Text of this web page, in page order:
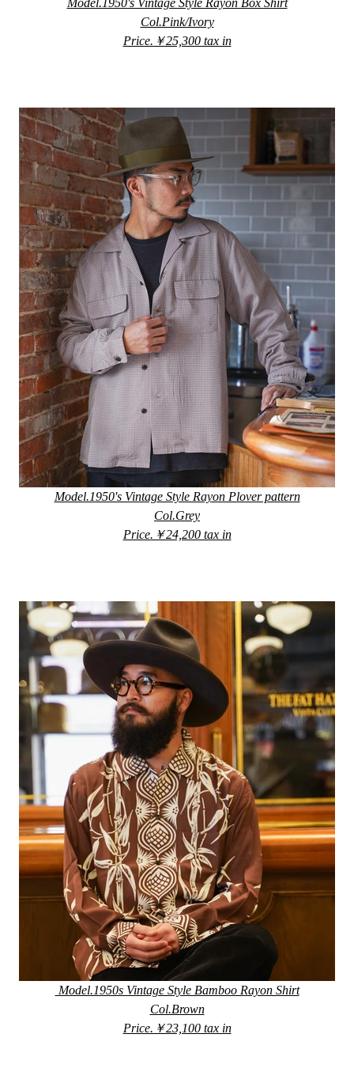
Model.1950's Vintage Style Rayon Box Shirt
Col.Pink/Ivory
Price.￥25,300 tax in
Model.1950's Vintage Style Rayon Plover pattern
Col.Grey
Price.￥24,200 tax in
Model.1950s Vintage Style Bamboo Rayon Shirt
Col.Brown
Price.￥23,100 tax in